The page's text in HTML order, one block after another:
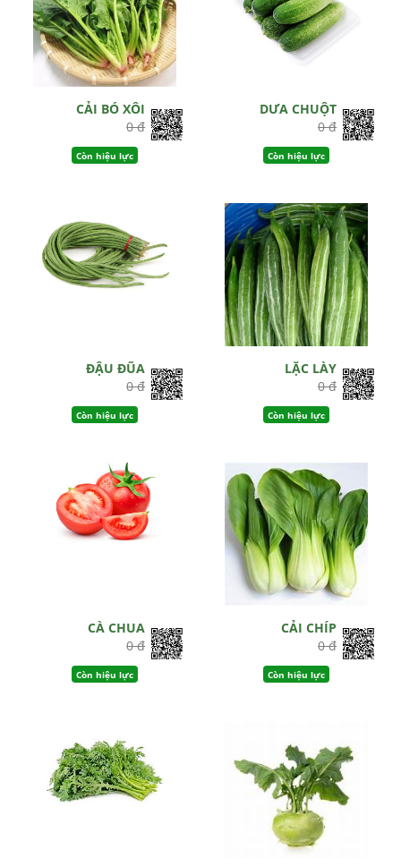
CẢI BÓ XÔI
0 đ
Còn hiệu lực
DƯA CHUỘT
0 đ
Còn hiệu lực
ĐẬU ĐŨA
0 đ
Còn hiệu lực
LẶC LÀY
0 đ
Còn hiệu lực
CÀ CHUA
0 đ
Còn hiệu lực
CẢI CHÍP
0 đ
Còn hiệu lực